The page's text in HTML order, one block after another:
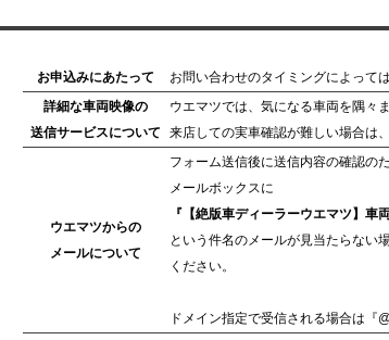
お申込みにあたって
お問い合わせのタイミングによって
詳細な車両映像の
送信サービスについて
ウエマツでは、気になる車両を隅々
来店しての実車確認が難しい場合は
ウエマツからの
メールについて
フォーム送信後に送信内容の確認の
メールボックスに
『【絶版車ディーラーウエマツ】車
という件名のメールが見当たらない
ください。
ドメイン指定で受信される場合は『